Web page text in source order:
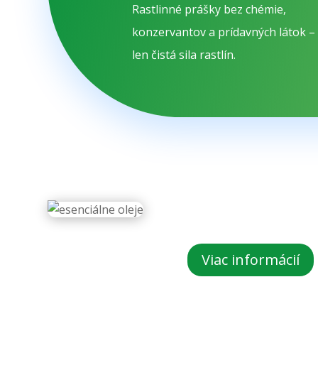
Rastlinné prášky bez chémie,
konzervantov a prídavných látok –
len čistá sila rastlín.
Viac informácií